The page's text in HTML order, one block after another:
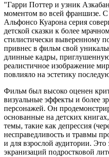
"Гарри Поттер и узник
моментом во всей франшизе.
Альфонсо Куарона серия
детской сказки к более
стилистически выверенному
привнес в фильм свой
длинные кадры,
реалистичное изображение
повлияло на эстетику
Фильм был высоко оценен
визуальные эффекты и более
персонажей. Он
основанные на детских
темы, такие как депрессия
несправедливость и травмы
и для взрослой аудитории. Это
экранизаций подростковой